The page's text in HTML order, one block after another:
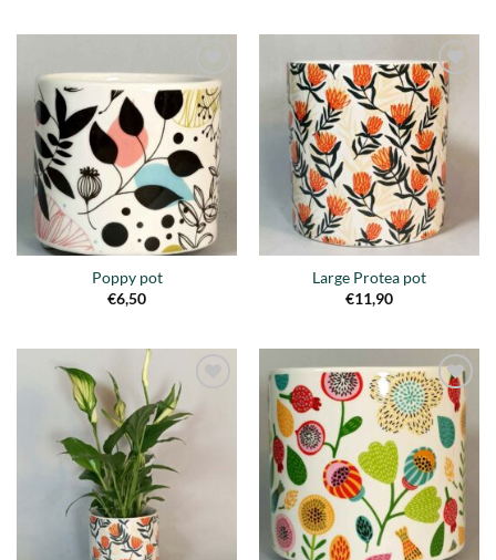
Añadir
a la
lista de
deseos
Poppy pot
€6,50
Añadir
a la
lista de
deseos
Large Protea pot
€11,90
Añadir
a la
lista de
deseos